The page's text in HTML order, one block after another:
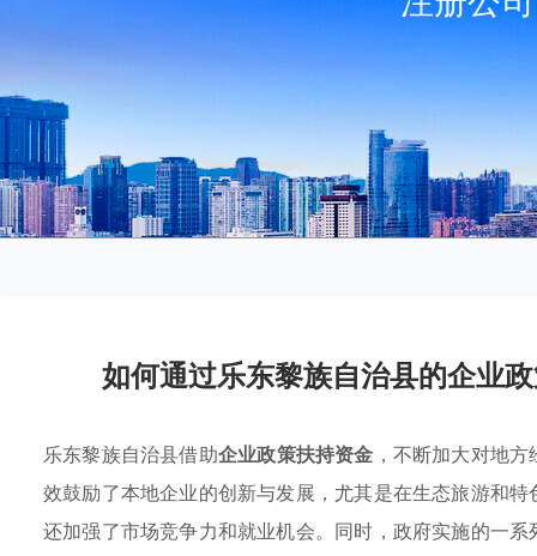
如何通过乐东黎族自治县的企业
乐东黎族自治县借助企业政策扶持资金 ，不断加大对地
效鼓励了本地企业的创新与发展，尤其是在生态旅游和
还加强了市场竞争力和就业机会。同时，政府实施的一系